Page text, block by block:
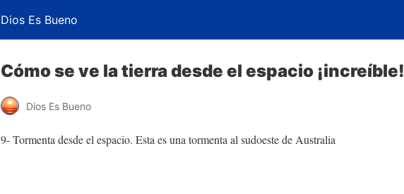
Dios Es Bueno
Cómo se ve la tierra desde el espacio ¡increíble!
Dios Es Bueno
9- Tormenta desde el espacio. Esta es una tormenta al sudoeste de Australia